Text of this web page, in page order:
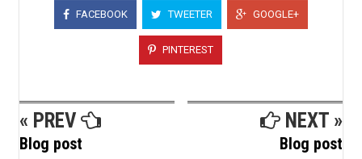
FACEBOOK TWEETER GOOGLE+
PINTEREST
« PREV
Blog post
NEXT »
Blog post